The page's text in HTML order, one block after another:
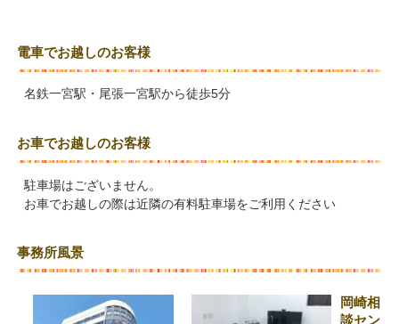
電車でお越しのお客様
名鉄一宮駅・尾張一宮駅から徒歩5分
お車でお越しのお客様
駐車場はございません。
お車でお越しの際は近隣の有料駐車場をご利用ください
事務所風景
岡崎相
談セン